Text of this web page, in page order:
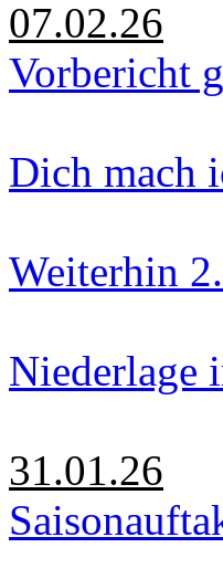
07.02.26
Vorbericht
Dich mach
Weiterhin 2.
Niederlage
31.01.26